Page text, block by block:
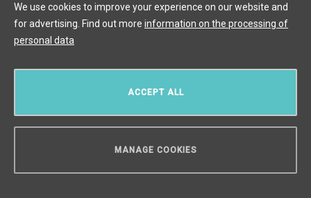
Роскошная квартира на продажу,
Прага 4 - 136м2
4 + KK / Интерьер 116 m²
€ 898 908
ACCEPT ALL
MANAGE COOKIES
We use cookies to improve your experience on our website and
for advertising. Find out more information on the processing of
personal data